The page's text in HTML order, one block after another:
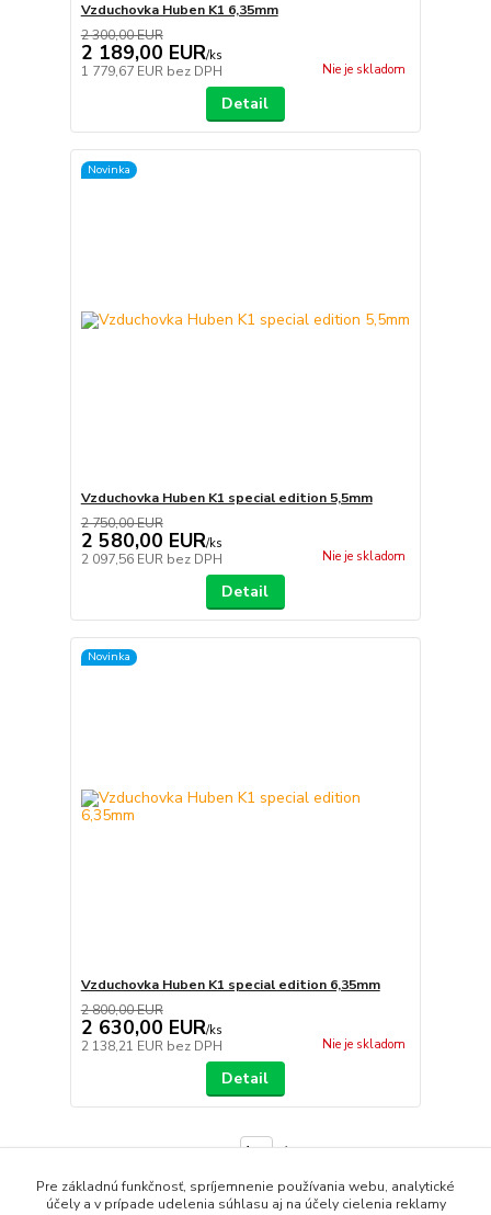
Vzduchovka Huben K1 6,35mm
2 300,00 EUR
2 189,00 EUR/ks
1 779,67 EUR bez DPH Nie je skladom
Detail
Novinka
Vzduchovka Huben K1 special edition 5,5mm
2 750,00 EUR
2 580,00 EUR/ks
2 097,56 EUR bez DPH Nie je skladom
Detail
Novinka
Vzduchovka Huben K1 special edition 6,35mm
2 800,00 EUR
2 630,00 EUR/ks
2 138,21 EUR bez DPH Nie je skladom
Detail
strana
z 1
Pre základnú funkčnosť, spríjemnenie používania webu, analytické
účely a v prípade udelenia súhlasu aj na účely cielenia reklamy